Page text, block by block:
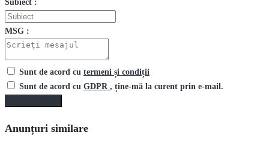
Subiect :
MSG :
Sunt de acord cu termeni și condiții
Sunt de acord cu GDPR , ține-mă la curent prin e-mail.
Anunțuri similare